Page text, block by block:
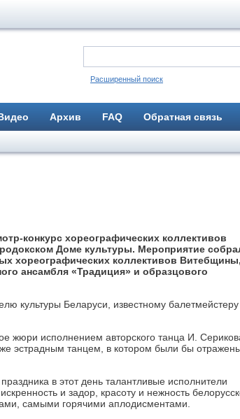
Расширенный поиск
Архив FAQ Обратная связь
конкурс хореографических коллективов
Доме культуры. Мероприятие
хореографических коллективов
ансамбля «Традиция» и образцового
культуры Беларуси, известному
жюри исполнением авторского танца И.
эстрадным танцем, в котором были бы
в этот день талантливые исполнители
и задор, красоту и нежность
самыми горячими аплодисментами.